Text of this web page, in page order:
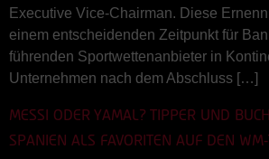
Executive Vice-Chairman. Diese
einem entscheidenden Zeitpunkt für
führenden Sportwettenanbieter in
Unternehmen nach dem Abschluss […]
MESSI ODER YAMAL? TIPPER UND
SPANIEN ALS FAVORITEN AUF DEN WM-